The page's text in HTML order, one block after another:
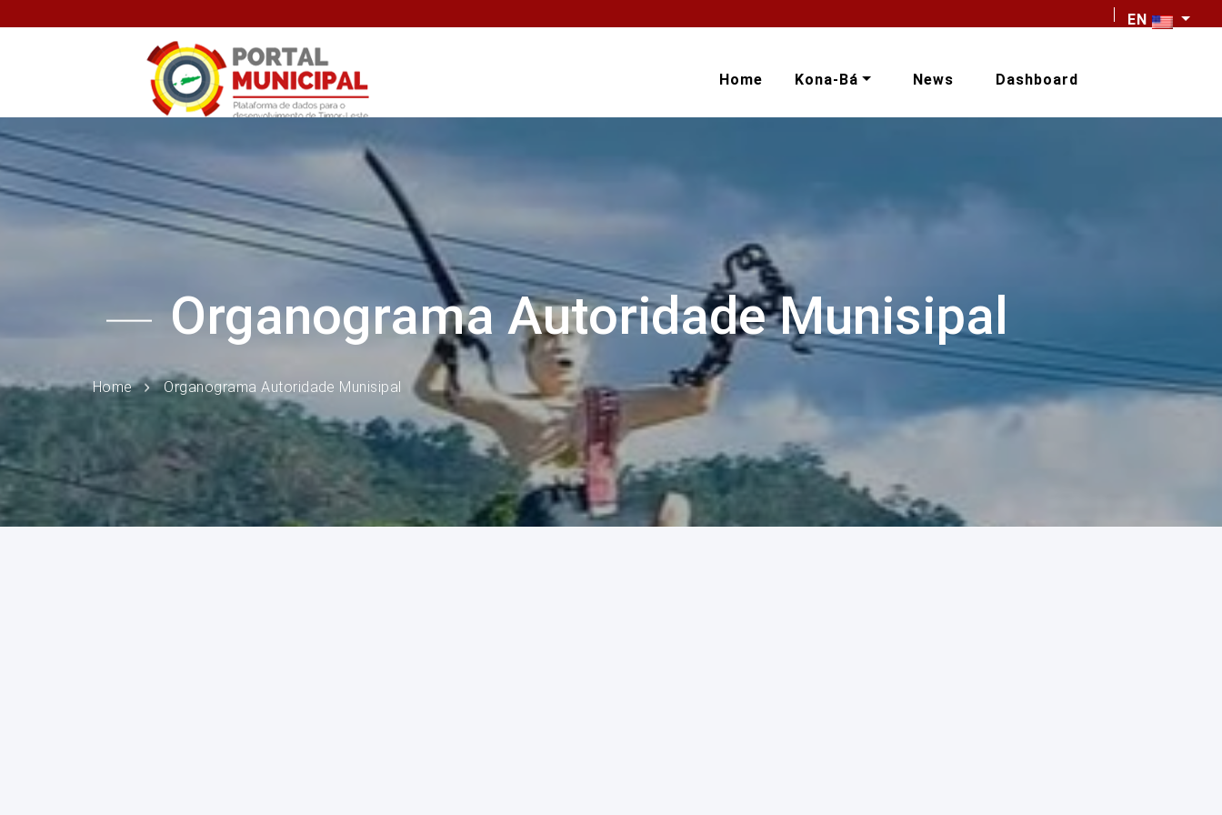
EN
Home Kona-Bá News Dashboard
Organograma Autoridade Munisipal
Home Organograma Autoridade Munisipal